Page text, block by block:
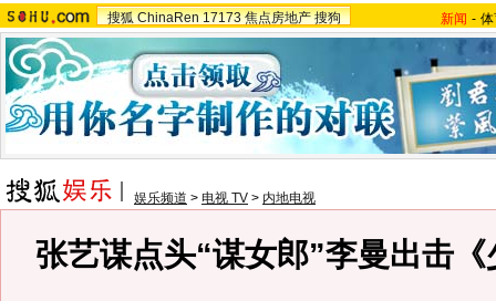
搜狐 ChinaRen 17173 焦点房地产 搜狗 新闻 -
娱乐频道 > 电视 TV > 内地电视
张艺谋点头“谋女郎”李曼出击